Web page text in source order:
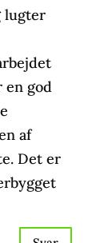
lugter
en god
af
Det er